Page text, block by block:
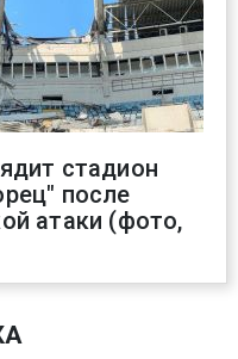
стадион
после
атаки (фото,